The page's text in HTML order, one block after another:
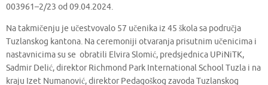
003961–2/23 od 09.04.2024.
Na takmičenju je učestvovalo 57 učenika iz 45 škola sa područja
Tuzlanskog kantona. Na ceremoniji otvaranja prisutnim učenicima i
nastavnicima su se obratili Elvira Slomić, predsjednica UPiNiTK,
Sadmir Delić, direktor Richmond Park International School Tuzla i na
kraju Izet Numanović, direktor Pedagoškog zavoda Tuzlanskog